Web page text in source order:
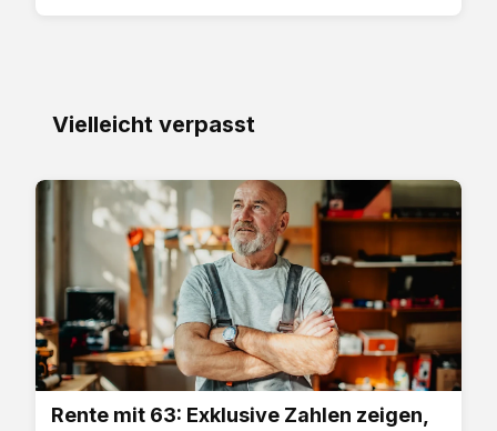
Vielleicht verpasst
Rente mit 63: Exklusive Zahlen zeigen,